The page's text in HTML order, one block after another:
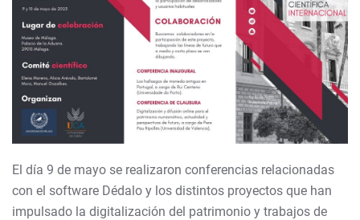
El día 9 de mayo se realizaron conferencias relacionadas
con el software Dédalo y los distintos proyectos que han
impulsado la digitalización del patrimonio y trabajos de